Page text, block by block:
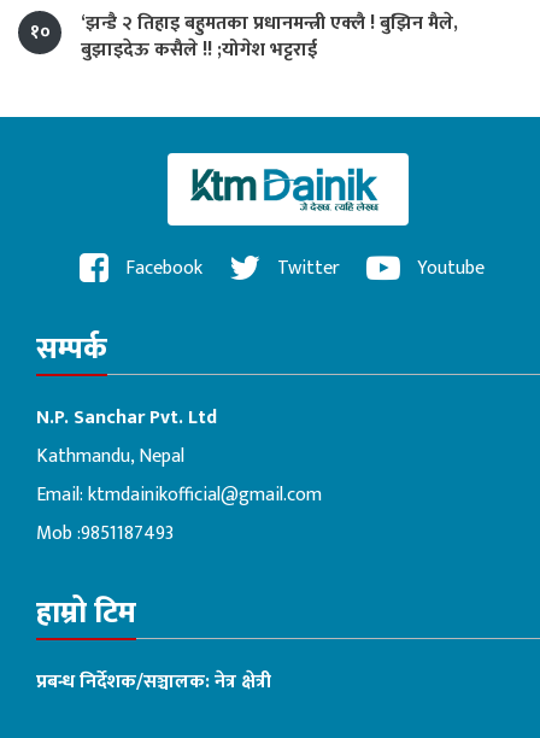
१०
‘झन्डै २ तिहाइ बहुमतका प्रधानमन्त्री एक्लै ! बुझिन मैले,
बुझाइदेऊ कसैले !! ;योगेश भट्टराई
Facebook Twitter Youtube
सम्पर्क
N.P. Sanchar Pvt. Ltd
Kathmandu, Nepal
Email:ktmdainikofficial@gmail.com
Mob :9851187493
हाम्रो टिम
प्रबन्ध निर्देशक/सञ्चालक: नेत्र क्षेत्री